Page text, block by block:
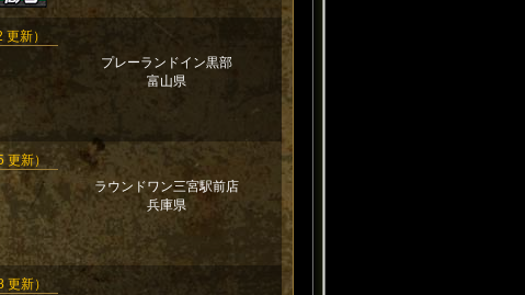
更新）
プレーランドイン黒部
富山県
更新）
ラウンドワン三宮駅前店
兵庫県
更新）